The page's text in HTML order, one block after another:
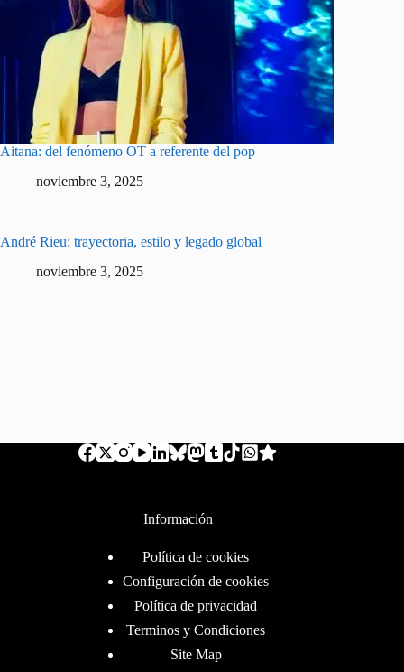
Aitana: del fenómeno OT a referente del pop
noviembre 3, 2025
André Rieu: trayectoria, estilo y legado global
noviembre 3, 2025
Información
Política de cookies
Configuración de cookies
Política de privacidad
Terminos y Condiciones
Site Map